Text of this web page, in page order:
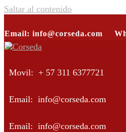
Saltar al contenido
Email: info@corseda.com
Movil: + 57 311 6377721
Email: info@corseda.com
Email: info@corseda.com